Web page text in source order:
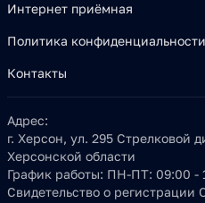
Интернет приёмная
Политика конфиденциальности
Контакты
Адрес:
г. Херсон, ул. 295 Стрелковой
Херсонской области
График работы: ПН-ПТ: 09:00 -
Свидетельство о регистрации